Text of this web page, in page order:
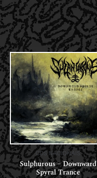
CDS NACIONAIS
Sulphurous – Downward
Spyral Trance